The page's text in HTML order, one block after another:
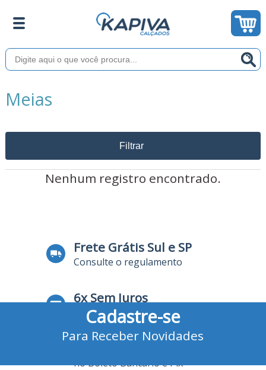
Meias
Filtrar
Nenhum registro encontrado.
Frete Grátis Sul e SP
Consulte o regulamento
6x Sem Juros
no Cartão de Crédito
no Boleto Bancário e Pix
Cadastre-se
Para Receber Novidades